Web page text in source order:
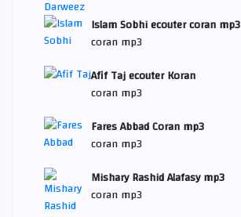
Islam Sobhi ecouter coran mp3
coran mp3
Afif Taj ecouter Koran
coran mp3
Fares Abbad Coran mp3
coran mp3
Mishary Rashid Alafasy mp3
coran mp3